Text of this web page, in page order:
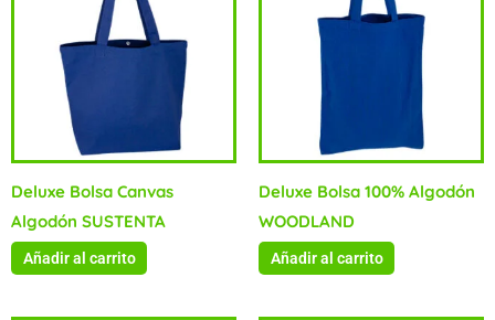
Deluxe Bolsa Canvas
Algodón SUSTENTA
Añadir al carrito
Deluxe Bolsa 100% Algodón
WOODLAND
Añadir al carrito